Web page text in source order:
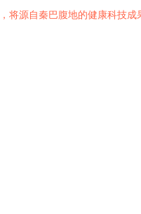
将源自秦巴腹地的健康科技成